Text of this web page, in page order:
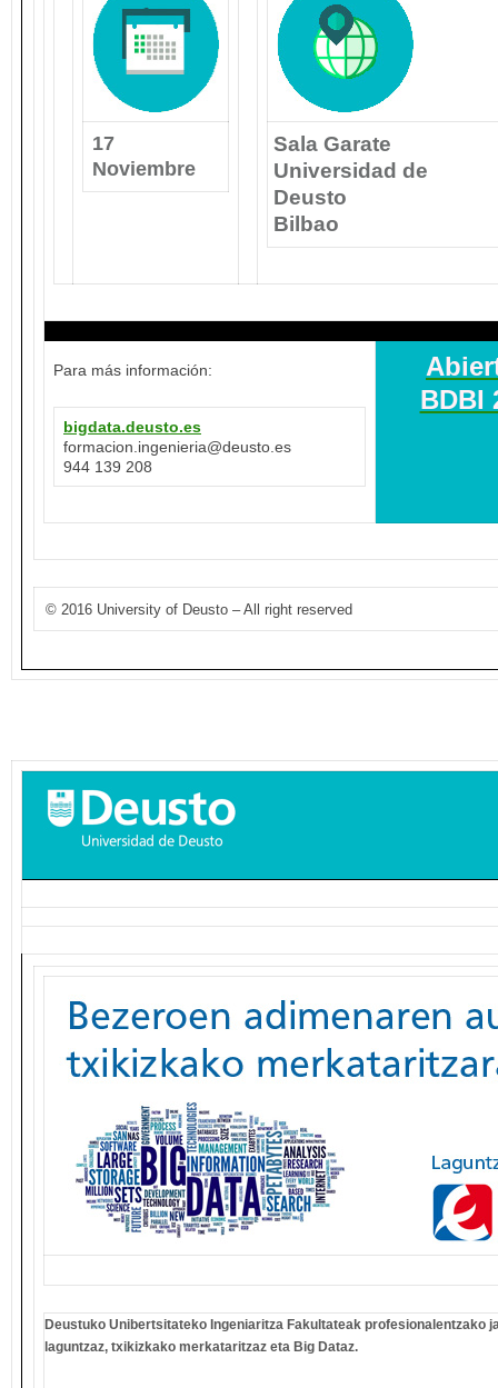
17
Noviembre
Sala Garate
Universidad de
Deusto
Bilbao
Para más información:
bigdata.deusto.es
formacion.ingenieria@deusto.es
944 139 208
BDBI
© 2016 University of Deusto – All right reserved
Deustuko Unibertsitateko Ingeniaritza Fakultateak profesionalentzako
laguntzaz, txikizkako merkataritzaz eta Big Dataz.